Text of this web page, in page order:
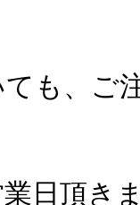
ても、ご
業日頂き